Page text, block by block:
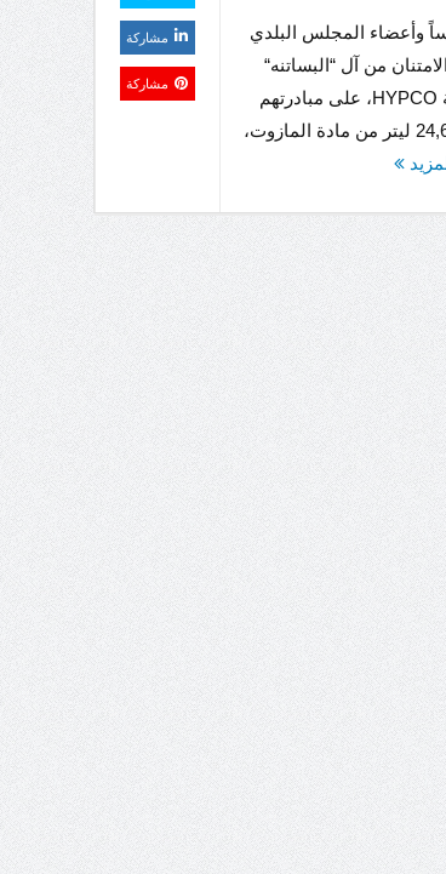
وأعضاء المجلس البلدي
من آل “البساتنه“
الكرام، أصحاب شركة HYPCO، على مبادرتهم
الكريمة وتقديمهم 24,621 ليتر من مادة المازوت،
مشاركة
مشاركة